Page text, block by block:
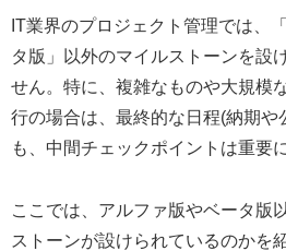
IT業界のプロジェクト管理では、
タ版」以外のマイルストーンを設
せん。特に、複雑なものや大規模
行の場合は、最終的な日程(納期や
も、中間チェックポイントは重要
ここでは、アルファ版やベータ版
ストーンが設けられているのかを